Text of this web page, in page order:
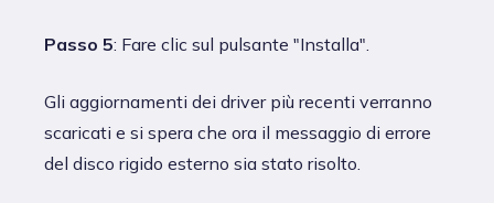
Passo 5: Fare clic sul pulsante "Installa".
Gli aggiornamenti dei driver più recenti verranno
scaricati e si spera che ora il messaggio di errore
del disco rigido esterno sia stato risolto.